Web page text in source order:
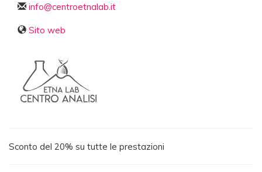
info@centroetnalab.it
Sito web
Sconto del 20% su tutte le prestazioni